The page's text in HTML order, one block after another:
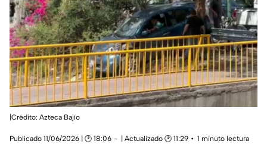
|Crédito: Azteca Bajío
Publicado 11/06/2026 | 🕑 18:06 | Actualizado 🕑 11:29
1 minuto lectura